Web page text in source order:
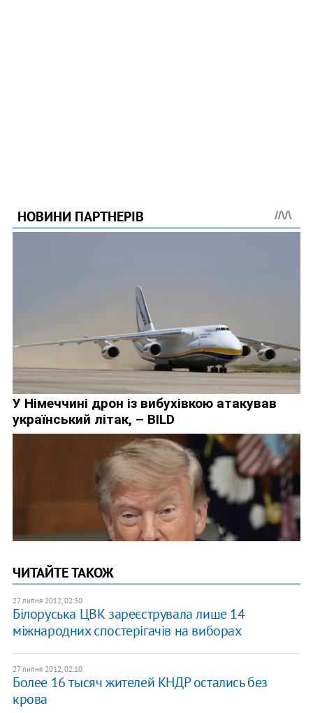
ЧИТАЙТЕ ТАКОЖ
27 липня 2012, 02:30
Білоруська ЦВК зареєструвала лише 14
міжнародних спостерігачів на виборах
27 липня 2012, 02:10
Более 16 тысяч жителей КНДР остались без
крова